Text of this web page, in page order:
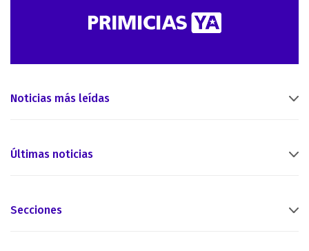
Noticias más leídas
Últimas noticias
Secciones